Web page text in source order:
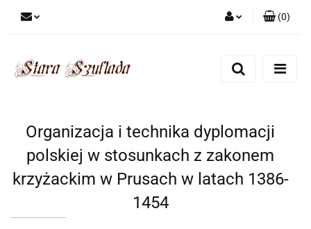
Zarejestruj się
(0)
Organizacja i technika dyplomacji
polskiej w stosunkach z zakonem
krzyżackim w Prusach w latach 1386-
1454